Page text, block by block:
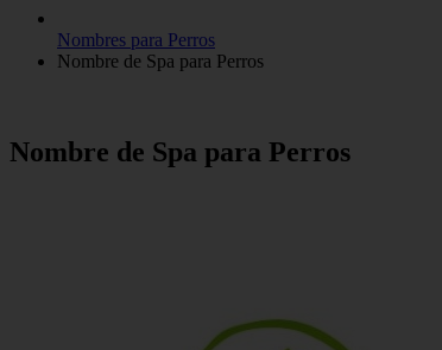
Nombres para Perros
Nombre de Spa para Perros
Nombre de Spa para Perros